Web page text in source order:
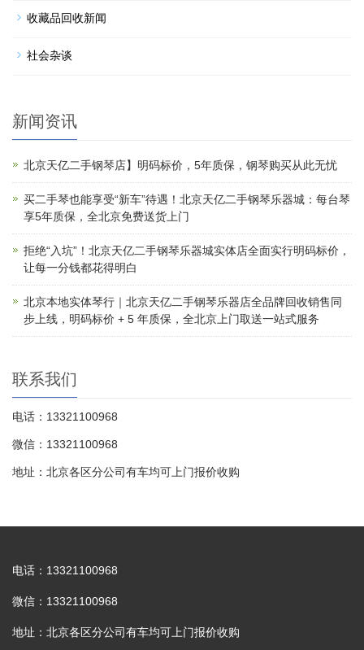
收藏品回收新闻
社会杂谈
新闻资讯
北京天亿二手钢琴店】明码标价，5年质保，钢琴购买从此无忧
买二手琴也能享受“新车”待遇！北京天亿二手钢琴乐器城：每台琴
享5年质保，全北京免费送货上门
拒绝“入坑”！北京天亿二手钢琴乐器城实体店全面实行明码标价，
让每一分钱都花得明白
北京本地实体琴行｜北京天亿二手钢琴乐器店全品牌回收销售同
步上线，明码标价 + 5 年质保，全北京上门取送一站式服务
联系我们
电话：13321100968
微信：13321100968
地址：北京各区分公司有车均可上门报价收购
电话：13321100968
微信：13321100968
地址：北京各区分公司有车均可上门报价收购